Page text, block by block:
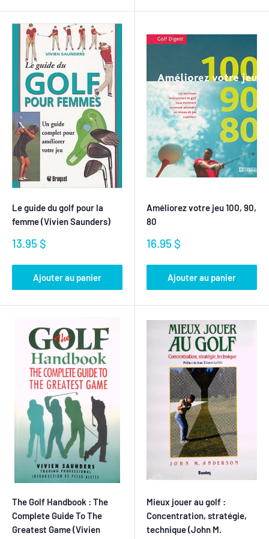
Le guide du golf pour la
femme (Vivien Saunders)
Prix
13.95 $
Ajouter au panier
Améliorez votre jeu 100, 90,
80
Prix
16.95 $
Ajouter au panier
The Golf Handbook : The
Complete Guide To The
Greatest Game (Vivien
Mieux jouer au golf :
Concentration, stratégie,
technique (John M.